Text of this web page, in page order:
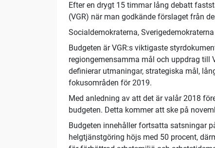
Efter en drygt 15 timmar lång debatt
(VGR) när man godkände förslaget från
Socialdemokraterna,
Budgeten är VGR:s viktigaste
regiongemensamma mål och uppdrag till
definierar utmaningar, strategiska mål,
fokusområden för 2019.
Med anledning av att det är valår 2018
budgeten. Detta kommer att ske på
Budgeten innehåller fortsatta satsningar
helgtjänstgöring höjs med 50 procent,